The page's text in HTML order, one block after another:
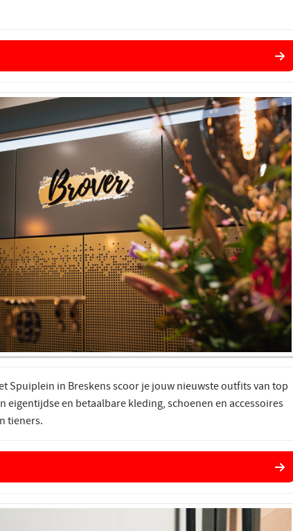
Spuiplein in Breskens scoor je jouw nieuwste outfits van top
eigentijdse en betaalbare kleding, schoenen en accessoires
tieners.